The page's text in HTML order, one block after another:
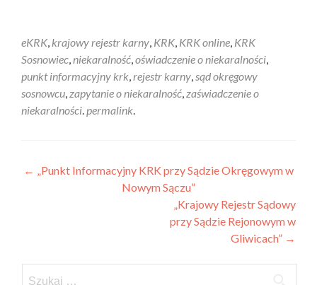
eKRK, krajowy rejestr karny, KRK, KRK online, KRK
Sosnowiec,niekaralność,oświadczenie o niekaralności,
punkt informacyjny krk,rejestr karny,sąd okręgowy
sosnowcu,zapytanie o niekaralność,zaświadczenie o
niekaralności.permalink.
← „Punkt Informacyjny KRK przy Sądzie Okręgowym w
Nowym Sączu”
„Krajowy Rejestr Sądowy
przy Sądzie Rejonowym w
Gliwicach” →